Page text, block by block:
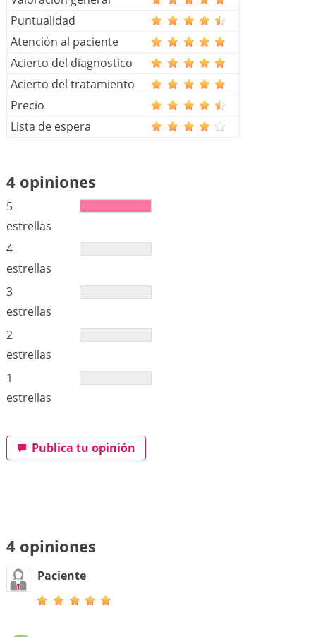
Puntualidad
Atención al paciente
Acierto del diagnostico
Acierto del tratamiento
Precio
Lista de espera
4 opiniones
5
estrellas
4
estrellas
3
estrellas
2
estrellas
1
estrellas
Publica tu opinión
4 opiniones
Paciente